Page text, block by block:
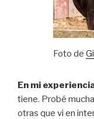
Foto de
En mi
tiene. Probé
otras que vi en